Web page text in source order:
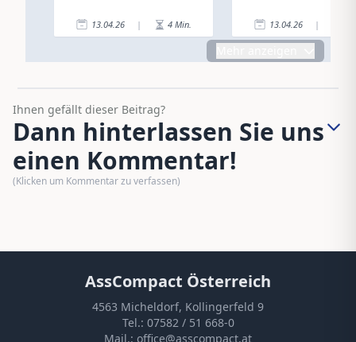
13.04.26 | 4 Min. 13.04.26 |
Ihnen gefällt dieser Beitrag?
Dann hinterlassen Sie uns
einen Kommentar!
(Klicken um Kommentar zu verfassen)
AssCompact Österreich
4563 Micheldorf, Kollingerfeld 9
Tel.: 07582 / 51 668-0
Mail.: office@asscompact.at